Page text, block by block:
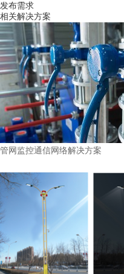
发布需求
相关解决方案
管网监控通信网络解决方案